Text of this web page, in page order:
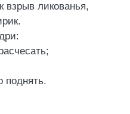
ликованья,
поднять.